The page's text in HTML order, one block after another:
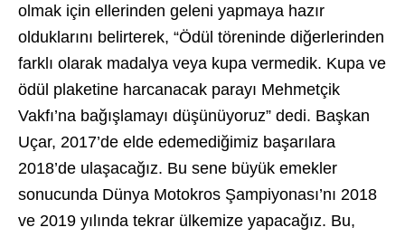
olmak için ellerinden geleni yapmaya hazır
olduklarını belirterek, “Ödül töreninde diğerlerinden
farklı olarak madalya veya kupa vermedik. Kupa ve
ödül plaketine harcanacak parayı Mehmetçik
Vakfı’na bağışlamayı düşünüyoruz” dedi. Başkan
Uçar, 2017’de elde edemediğimiz başarılara
2018’de ulaşacağız. Bu sene büyük emekler
sonucunda Dünya Motokros Şampiyonası’nı 2018
ve 2019 yılında tekrar ülkemize yapacağız. Bu,